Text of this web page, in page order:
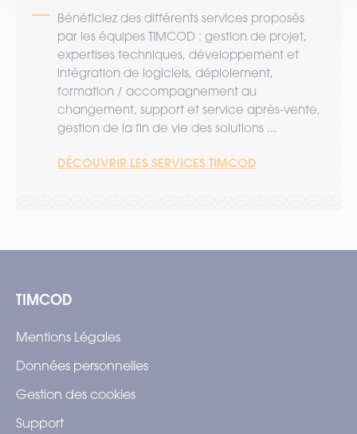
Bénéficiez des différents services proposés
par les équipes TIMCOD : gestion de projet,
expertises techniques, développement et
intégration de logiciels, déploiement,
formation / accompagnement au
changement, support et service après-vente,
gestion de la fin de vie des solutions ...
DÉCOUVRIR LES SERVICES TIMCOD
TIMCOD
Mentions Légales
Données personnelles
Gestion des cookies
Support